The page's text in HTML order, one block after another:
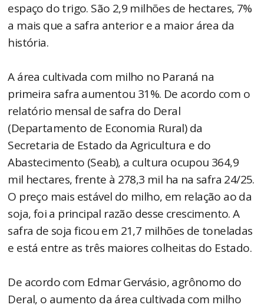
espaço do trigo. São 2,9 milhões de hectares, 7%
a mais que a safra anterior e a maior área da
história.
A área cultivada com milho no Paraná na
primeira safra aumentou 31%. De acordo com o
relatório mensal de safra do Deral
(Departamento de Economia Rural) da
Secretaria de Estado da Agricultura e do
Abastecimento (Seab), a cultura ocupou 364,9
mil hectares, frente à 278,3 mil ha na safra 24/25.
O preço mais estável do milho, em relação ao da
soja, foi a principal razão desse crescimento. A
safra de soja ficou em 21,7 milhões de toneladas
e está entre as três maiores colheitas do Estado.
De acordo com Edmar Gervásio, agrônomo do
Deral, o aumento da área cultivada com milho